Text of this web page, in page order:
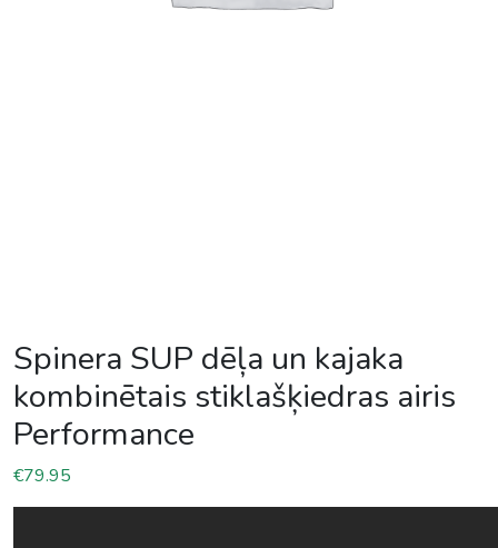
Spinera SUP dēļa un kajaka
kombinētais stiklašķiedras airis
Performance
€79.95